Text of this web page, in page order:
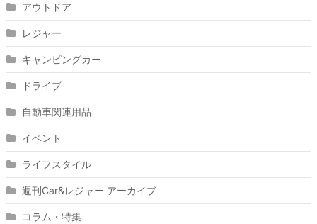
アウトドア
レジャー
キャンピングカー
ドライブ
自動車関連用品
イベント
ライフスタイル
週刊Car&レジャー アーカイブ
コラム・特集